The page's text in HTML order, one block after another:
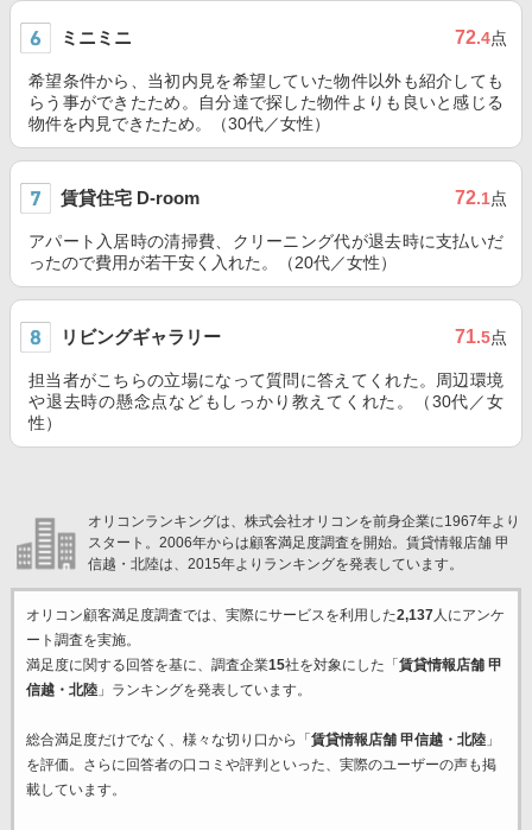
ミニミニ 72.4点
希望条件から、当初内見を希望していた物件以外も紹介しても
らう事ができたため。自分達で探した物件よりも良いと感じる
物件を内見できたため。（30代／女性）
賃貸住宅 D-room 72.1点
アパート入居時の清掃費、クリーニング代が退去時に支払いだ
ったので費用が若干安く入れた。（20代／女性）
リビングギャラリー 71.5点
担当者がこちらの立場になって質問に答えてくれた。周辺環境
や退去時の懸念点などもしっかり教えてくれた。（30代／女
性）
オリコンランキングは、株式会社オリコンを前身企業に1967年より
スタート。2006年からは顧客満足度調査を開始。賃貸情報店舗 甲
信越・北陸は、2015年よりランキングを発表しています。
オリコン顧客満足度調査では、実際にサービスを利用した2,137人にアンケ
ート調査を実施。
満足度に関する回答を基に、調査企業15社を対象にした「 賃貸情報店舗 甲
信越・北陸」ランキングを発表しています。
総合満足度だけでなく、様々な切り口から「 賃貸情報店舗 甲信越・北陸」
を評価。さらに回答者の口コミや評判といった、実際のユーザーの声も掲
載しています。